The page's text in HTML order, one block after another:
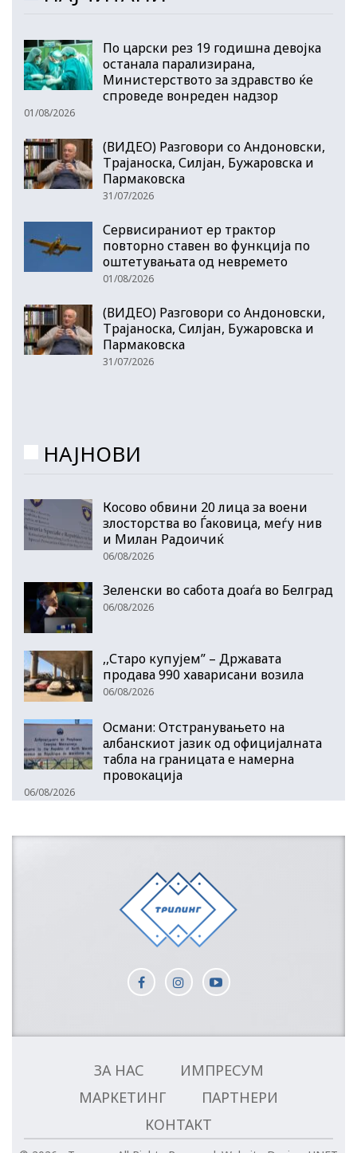
По царски рез 19 годишна девојка
останала парализирана,
Министерството за здравство ќе
спроведе вонреден надзор
01/08/2026
(ВИДЕО) Разговори со Андоновски,
Трајаноска, Силјан, Бужаровска и
Пармаковска
31/07/2026
Сервисираниот ер трактор
повторно ставен во функција по
оштетувањата од невремето
01/08/2026
(ВИДЕО) Разговори со Андоновски,
Трајаноска, Силјан, Бужаровска и
Пармаковска
31/07/2026
НАЈНОВИ
Косово обвини 20 лица за воени
злосторства во Ѓаковица, меѓу нив
и Милан Радоичиќ
06/08/2026
Зеленски во сабота доаѓа во Белград
06/08/2026
,,Старо купујем” – Државата
продава 990 хаварисани возила
06/08/2026
Османи: Отстранувањето на
албанскиот јазик од официјалната
табла на границата е намерна
провокација
06/08/2026
ЗА НАС
ИМПРЕСУМ
МАРКЕТИНГ
ПАРТНЕРИ
КОНТАКТ